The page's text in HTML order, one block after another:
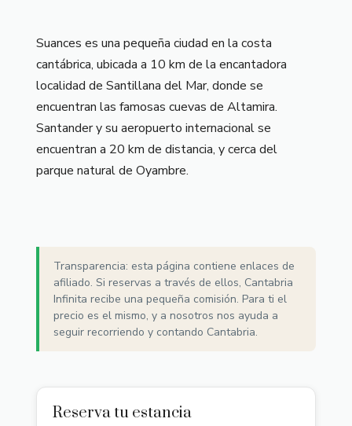
Suances es una pequeña ciudad en la costa
cantábrica, ubicada a 10 km de la encantadora
localidad de Santillana del Mar, donde se
encuentran las famosas cuevas de Altamira.
Santander y su aeropuerto internacional se
encuentran a 20 km de distancia, y cerca del
parque natural de Oyambre.
Transparencia: esta página contiene enlaces de
afiliado. Si reservas a través de ellos, Cantabria
Infinita recibe una pequeña comisión. Para ti el
precio es el mismo, y a nosotros nos ayuda a
seguir recorriendo y contando Cantabria.
Reserva tu estancia